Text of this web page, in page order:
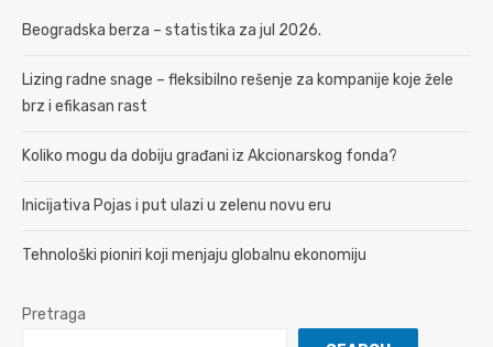
Beogradska berza – statistika za jul 2026.
Lizing radne snage – fleksibilno rešenje za kompanije koje žele
brz i efikasan rast
Koliko mogu da dobiju građani iz Akcionarskog fonda?
Inicijativa Pojas i put ulazi u zelenu novu eru
Tehnološki pioniri koji menjaju globalnu ekonomiju
Pretraga